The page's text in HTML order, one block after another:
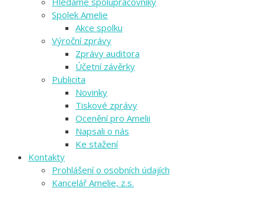
Spolek Amelie
Akce spolku
Výroční zprávy
Zprávy auditora
Účetní závěrky
Publicita
Novinky
Tiskové zprávy
Ocenění pro Amelii
Napsali o nás
Ke stažení
Kontakty
Prohlášení o osobních údajích
Kancelář Amelie, z.s.